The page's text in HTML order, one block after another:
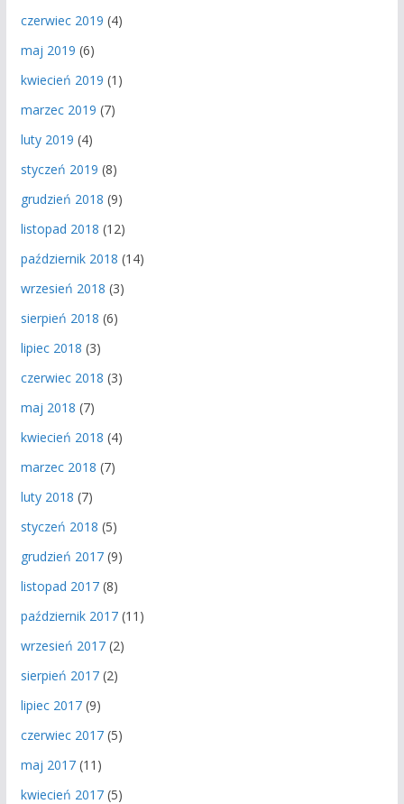
czerwiec 2019 (4)
maj 2019 (6)
kwiecień 2019 (1)
marzec 2019 (7)
luty 2019 (4)
styczeń 2019 (8)
grudzień 2018 (9)
listopad 2018 (12)
październik 2018 (14)
wrzesień 2018 (3)
sierpień 2018 (6)
lipiec 2018 (3)
czerwiec 2018 (3)
maj 2018 (7)
kwiecień 2018 (4)
marzec 2018 (7)
luty 2018 (7)
styczeń 2018 (5)
grudzień 2017(9)
listopad 2017(8)
październik 2017(11)
wrzesień 2017(2)
sierpień 2017(2)
lipiec 2017(9)
czerwiec 2017(5)
maj 2017(11)
kwiecień 2017(5)